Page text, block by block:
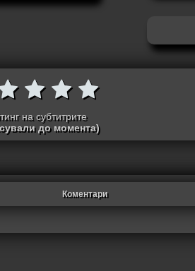
на субтитрите
до момента)
Коментари